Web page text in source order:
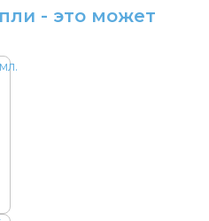
- это может